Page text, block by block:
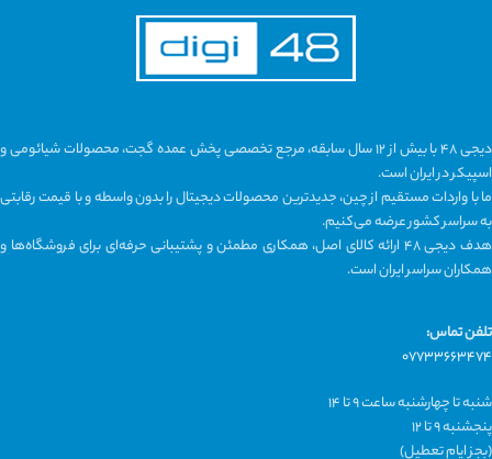
دیجی ۴۸ با بیش از ۱۲ سال سابقه، مرجع تخصصی پخش عمده گجت، محصولات شیائومی و
اسپیکر در ایران است.
ما با واردات مستقیم از چین، جدیدترین محصولات دیجیتال را بدون واسطه و با قیمت رقابتی
به سراسر کشور عرضه می‌کنیم.
هدف دیجی ۴۸ ارائه کالای اصل، همکاری مطمئن و پشتیبانی حرفه‌ای برای فروشگاه‌ها و
همکاران سراسر ایران است.
تلفن تماس:
۰۷۷۳۳۶۶۳۴۷۴
شنبه تا چهارشنبه ساعت ۹ تا ۱۴
پنجشنبه ۹ تا ۱۲
(بجز ایام تعطیل)